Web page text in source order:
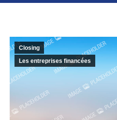
Closing
Les entreprises financées